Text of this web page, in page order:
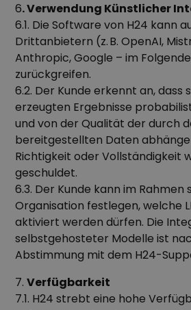
6. Verwendung Künstlicher
6.1. Die Software von H24 kann
Drittanbietern (z. B. OpenAI,
Anthropic, Google – im
zurückgreifen.
6.2. Der Kunde erkennt an, dass
erzeugten Ergebnisse
und von der Qualität der durch
bereitgestellten Daten
Richtigkeit oder Vollständigkeit
geschuldet.
6.3. Der Kunde kann im Rahmen
Organisation festlegen, welche
aktiviert werden dürfen. Die
selbstgehosteter Modelle ist
Abstimmung mit dem H24-
7.Verfügbarkeit
7.1. H24 strebt eine hohe